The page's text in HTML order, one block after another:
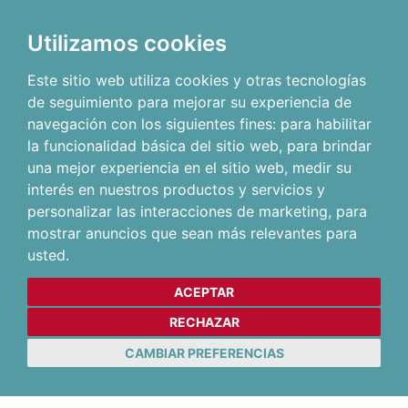
Utilizamos cookies
Este sitio web utiliza cookies y otras tecnologías
de seguimiento para mejorar su experiencia de
navegación con los siguientes fines: para habilitar
la funcionalidad básica del sitio web, para brindar
una mejor experiencia en el sitio web, medir su
interés en nuestros productos y servicios y
personalizar las interacciones de marketing, para
mostrar anuncios que sean más relevantes para
usted.
ACEPTAR
RECHAZAR
CAMBIAR PREFERENCIAS